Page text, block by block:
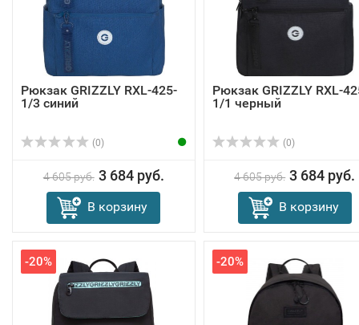
Рюкзак GRIZZLY RXL-425-
1/3 синий
(0)
4 605 руб. 3 684 руб.
В корзину
Рюкзак GRIZZLY RXL-
1/1 черный
(0)
4 605 руб. 3 684 руб.
В корзину
-20% -20%